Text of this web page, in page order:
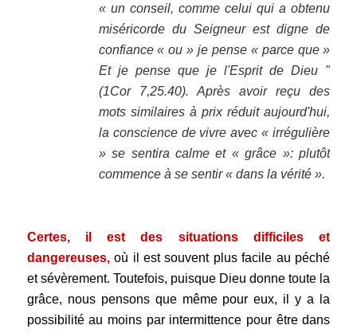
« un conseil, comme celui qui a obtenu
miséricorde du Seigneur est digne de
confiance « ou » je pense « parce que »
Et je pense que je l'Esprit de Dieu "
(1Cor 7,25.40). Après avoir reçu des
mots similaires à prix réduit aujourd'hui,
la conscience de vivre avec « irrégulière
» se sentira calme et « grâce »: plutôt
commence à se sentir « dans la vérité ».
Certes, il est des situations difficiles et
dangereuses,où il est souvent plus facile au péché
et sévèrement. Toutefois, puisque Dieu donne toute la
grâce, nous pensons que même pour eux, il y a la
possibilité au moins par intermittence pour être dans